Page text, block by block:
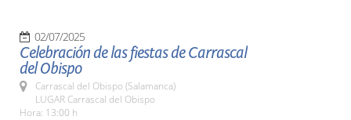
02/07/2025
Celebración de las fiestas de Carrascal
del Obispo
Carrascal del Obispo (Salamanca)
LUGAR Carrascal del Obispo
Hora: 13:00 h